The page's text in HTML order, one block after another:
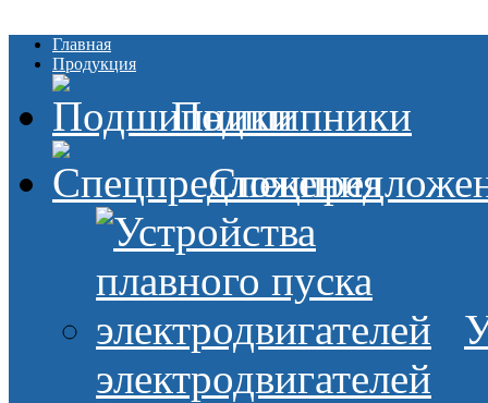
Главная
Продукция
Подшипники
электродвигателей